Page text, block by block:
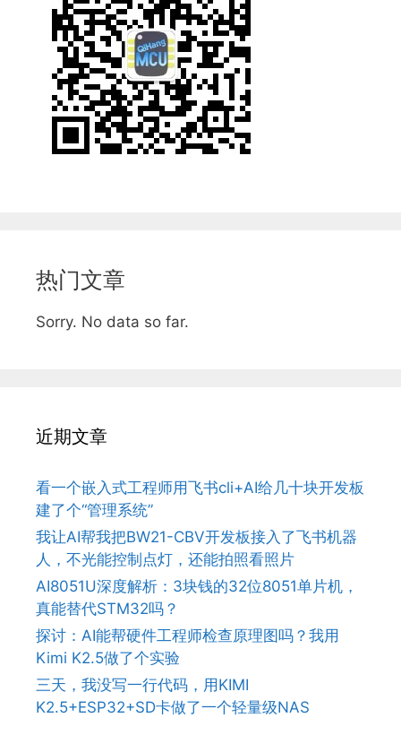
热门文章
Sorry. No data so far.
近期文章
看一个嵌入式工程师用飞书cli+AI给几十块开发板
建了个“管理系统”
我让AI帮我把BW21-CBV开发板接入了飞书机器
人，不光能控制点灯，还能拍照看照片
AI8051U深度解析：3块钱的32位8051单片机，
真能替代STM32吗？
探讨：AI能帮硬件工程师检查原理图吗？我用
Kimi K2.5做了个实验
三天，我没写一行代码，用KIMI
K2.5+ESP32+SD卡做了一个轻量级NAS